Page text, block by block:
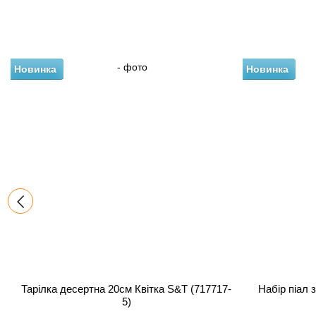
Новинка
Тарілка десертна 20см Квітка S&T (717717-
5)
Новинка
Набір